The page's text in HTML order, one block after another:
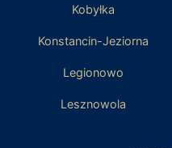
Kobyłka
Konstancin-Jeziorna
Legionowo
Lesznowola